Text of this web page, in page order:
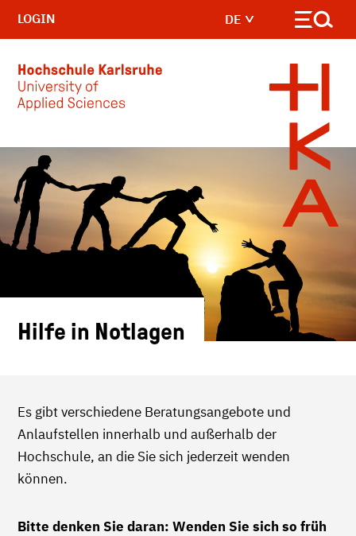
Skip to main content
DE
LOGIN
Hilfe in Notlagen
Es gibt verschiedene Beratungsangebote und
Anlaufstellen innerhalb und außerhalb der
Hochschule, an die Sie sich jederzeit wenden
können.
Bitte denken Sie daran: Wenden Sie sich so früh